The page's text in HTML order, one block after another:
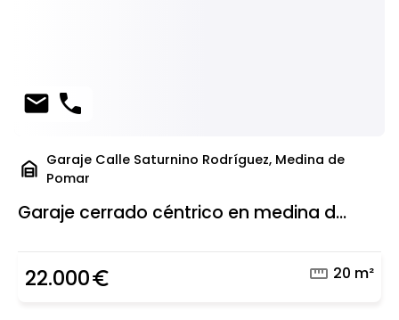
mail phone
garage_home Garaje Calle Saturnino Rodríguez, Medina de
Pomar
Garaje cerrado céntrico en medina d...
22.000euro_symbol straighten 20 m²